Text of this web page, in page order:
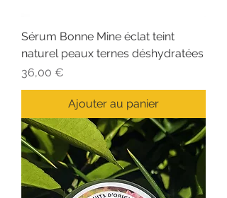
Sérum Bonne Mine éclat teint
naturel peaux ternes déshydratées
Prix
36,00 €
Ajouter au panier